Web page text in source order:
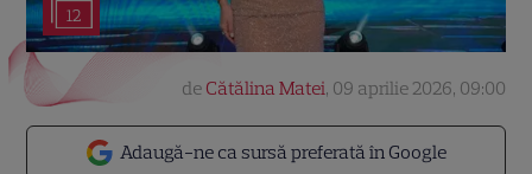
12
Adaugă-ne ca sursă preferată în Google
de Cătălina Matei, 09 aprilie 2026, 09:00